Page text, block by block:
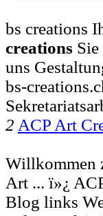
bs creations
creations
uns
bs-
2 ACP Art
Willkommen
Art ... ï»¿
Blog links